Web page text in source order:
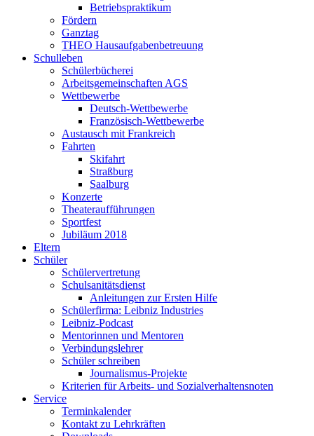
Betriebspraktikum
Fördern
Ganztag
THEO Hausaufgabenbetreuung
Schulleben
Schülerbücherei
Arbeitsgemeinschaften AGS
Wettbewerbe
Deutsch-Wettbewerbe
Französisch-Wettbewerbe
Austausch mit Frankreich
Fahrten
Skifahrt
Straßburg
Saalburg
Konzerte
Theateraufführungen
Sportfest
Jubiläum 2018
Eltern
Schüler
Schülervertretung
Schulsanitätsdienst
Anleitungen zur Ersten Hilfe
Schülerfirma: Leibniz Industries
Leibniz-Podcast
Mentorinnen und Mentoren
Verbindungslehrer
Schüler schreiben
Journalismus-Projekte
Kriterien für Arbeits- und Sozialverhaltensnoten
Service
Terminkalender
Kontakt zu Lehrkräften